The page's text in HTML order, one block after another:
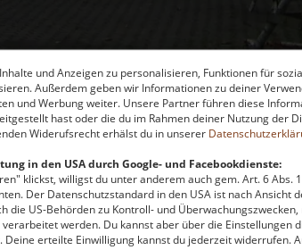
und Anzeigen zu personalisieren, Funktionen für
Außerdem geben wir Informationen zu deiner
und Werbung weiter. Unsere Partner führen diese
hast oder die du im Rahmen deiner Nutzung der
Widerufsrecht erhälst du in unserer
in den USA durch Google- und Facebookdienste:
klickst, willigst du unter anderem auch gem. Art. 6 Abs.
Der Datenschutzstandard in den USA ist nach Ansicht
die US-Behörden zu Kontroll- und
werden. Du kannst aber über die Einstellungen
erteilte Einwilligung kannst du jederzeit widerrufen.
Burgen und Festungen
finanzieren, wird hier Werbung